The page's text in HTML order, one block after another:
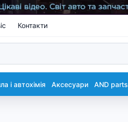
Контакти
і автохімія Аксесуари AND parts